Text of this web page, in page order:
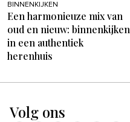
BINNENKIJKEN
Een harmonieuze mix van
oud en nieuw: binnenkijken
in een authentiek
herenhuis
Volg ons